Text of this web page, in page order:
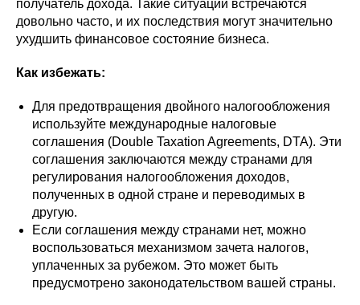
получатель дохода. Такие ситуации встречаются
довольно часто, и их последствия могут значительно
ухудшить финансовое состояние бизнеса.
Как избежать:
Для предотвращения двойного налогообложения
используйте международные налоговые
соглашения (Double Taxation Agreements, DTA). Эти
соглашения заключаются между странами для
регулирования налогообложения доходов,
полученных в одной стране и переводимых в
другую.
Если соглашения между странами нет, можно
воспользоваться механизмом зачета налогов,
уплаченных за рубежом. Это может быть
предусмотрено законодательством вашей страны.